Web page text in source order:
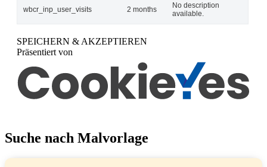
wbcr_inp_user_visits 2 months
No description
available.
SPEICHERN & AKZEPTIEREN
Präsentiert von
Suche nach Malvorlage